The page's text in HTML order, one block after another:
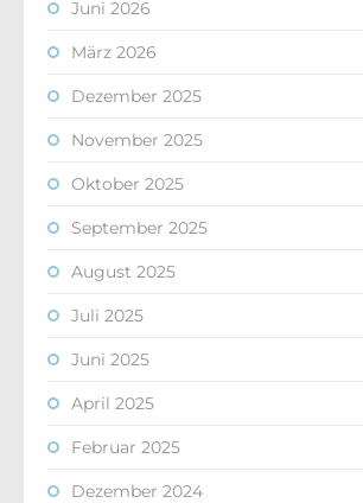
Juni 2026
März 2026
Dezember 2025
November 2025
Oktober 2025
September 2025
August 2025
Juli 2025
Juni 2025
April 2025
Februar 2025
Dezember 2024